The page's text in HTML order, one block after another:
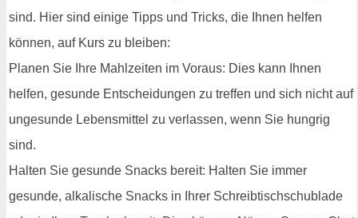
sind. Hier sind einige Tipps und Tricks, die Ihnen helfen
können, auf Kurs zu bleiben:
Planen Sie Ihre Mahlzeiten im Voraus: Dies kann Ihnen
helfen, gesunde Entscheidungen zu treffen und sich nicht auf
ungesunde Lebensmittel zu verlassen, wenn Sie hungrig
sind.
Halten Sie gesunde Snacks bereit: Halten Sie immer
gesunde, alkalische Snacks in Ihrer Schreibtischschublade